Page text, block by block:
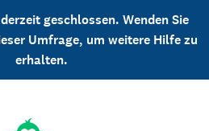
geschlossen. Wenden Sie
Umfrage, um weitere Hilfe zu
erhalten.